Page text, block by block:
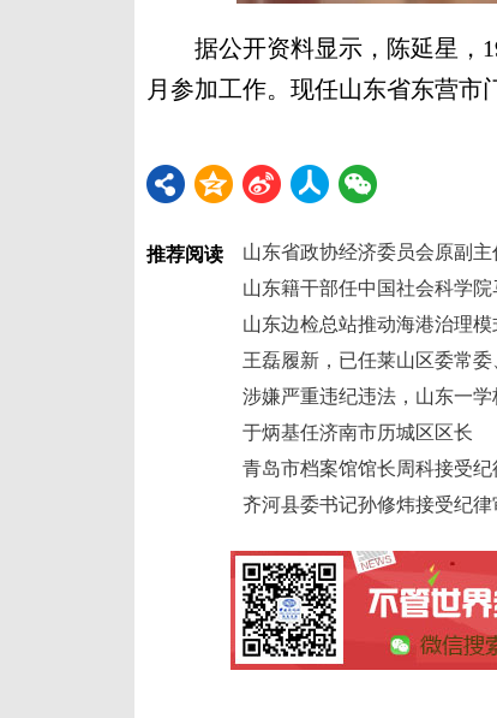
据公开资料显示，陈延星，
月参加工作。现任山东省东营市
推荐阅读
山东省政协经济委员会原副
山东籍干部任中国社会科学
山东边检总站推动海港治理
王磊履新，已任莱山区委常
涉嫌严重违纪违法，山东一学
于炳基任济南市历城区区长
青岛市档案馆馆长周科接受
齐河县委书记孙修炜接受纪